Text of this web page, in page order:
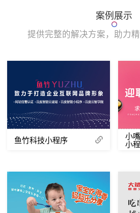
案例展示
提供完整的解决方案，助力
鱼竹科技小程序 小
小